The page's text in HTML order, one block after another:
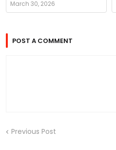
March 30, 2026
POST A COMMENT
Previous Post